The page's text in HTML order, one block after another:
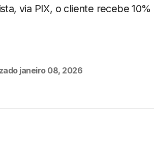
via PIX, o cliente recebe
janeiro 08, 2026